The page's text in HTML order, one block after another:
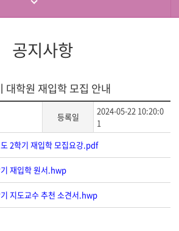
공지사항
학원 재입학 모집 안내
등록일
2024-05-22 10:20:0
1
2학기 재입학 모집요강.pdf
재입학 원서.hwp
지도교수 추천 소견서.hwp